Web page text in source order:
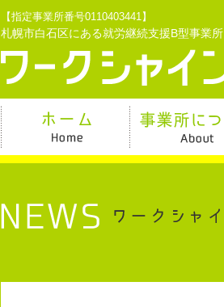
【指定事業所番号0110403441】
札幌市白石区にある就労継続支援B型事業所